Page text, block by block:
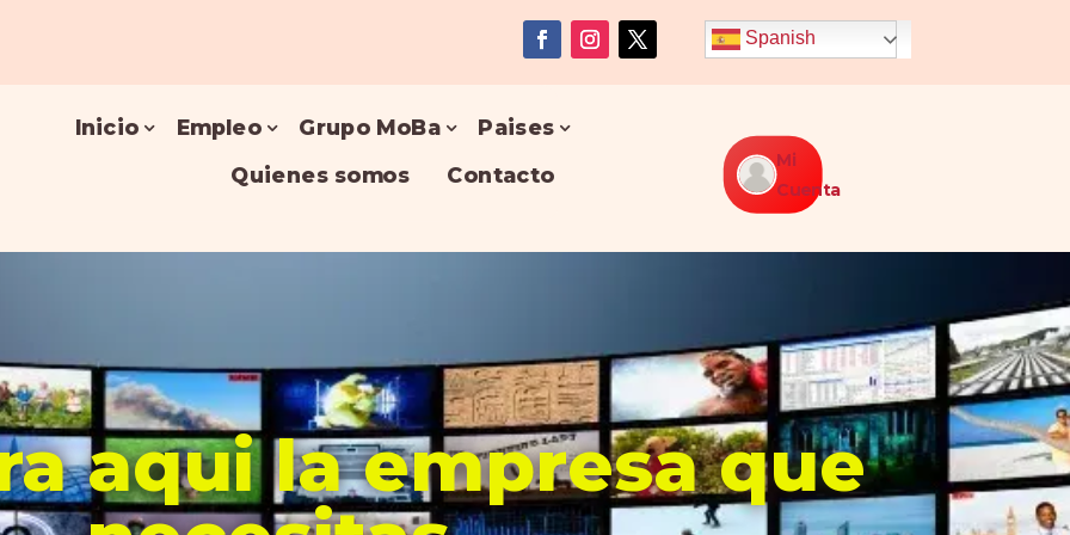
Spanish
Inicio Empleo Grupo MoBa
Paises
Quienes somos
Contacto
Mi
Cuenta
aqui la empresa que